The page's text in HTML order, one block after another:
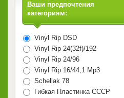
Ваши предпочтения
категориям:
Vinyl Rip DSD
Vinyl Rip 24(32f)/192
Vinyl Rip 24/96
Vinyl Rip 16/44,1 Mp3
Schellak 78
Гибкая Пластинка СССР